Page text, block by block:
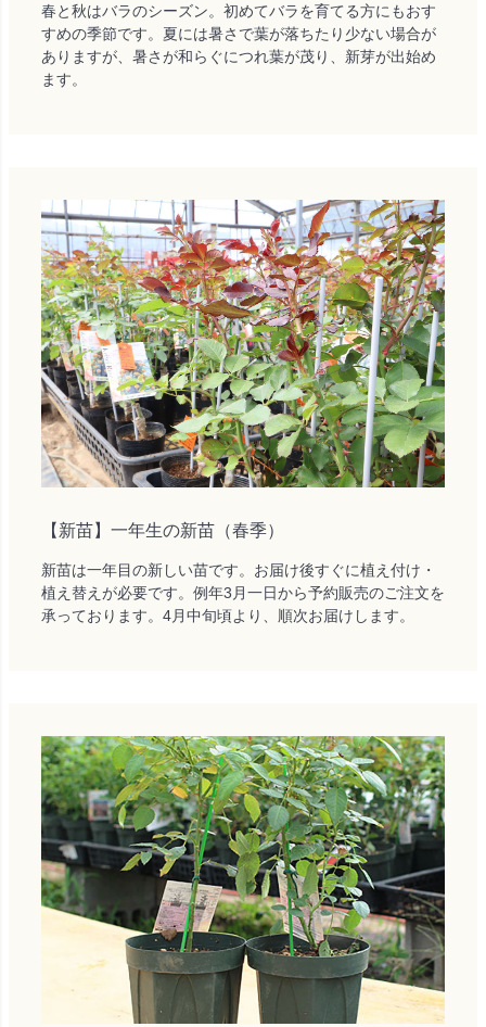
春と秋はバラのシーズン。初めてバラを育てる方にもおす
すめの季節です。夏には暑さで葉が落ちたり少ない場合が
ありますが、暑さが和らぐにつれ葉が茂り、新芽が出始め
ます。
【新苗】一年生の新苗（春季）
新苗は一年目の新しい苗です。お届け後すぐに植え付け・
植え替えが必要です。例年3月一日から予約販売のご注文を
承っております。4月中旬頃より、順次お届けします。